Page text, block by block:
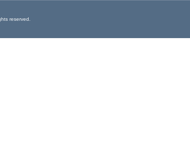
reserved.